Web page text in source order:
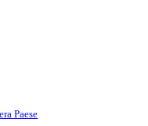
Paese